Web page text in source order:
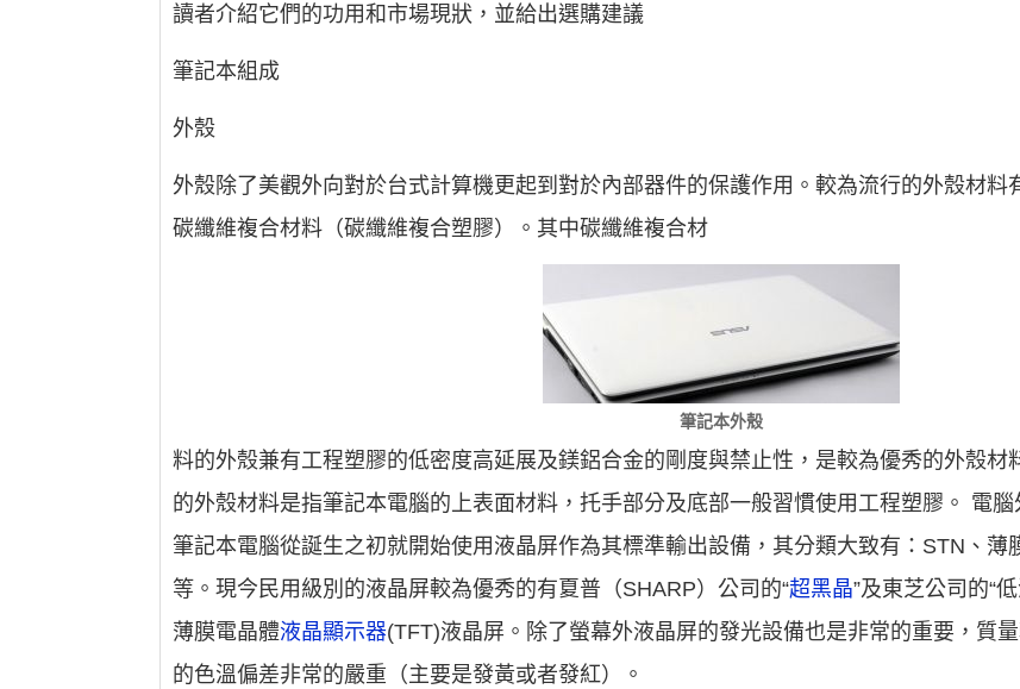
讀者介紹它們的功用和市場現狀，並給出選購建議
筆記本組成
外殼
外殼除了美觀外向對於台式計算機更起到對於內部器件的保護作用。較為流行的外殼材料
碳纖維複合材料（碳纖維複合塑膠）。其中碳纖維複合材
筆記本外殼
料的外殼兼有工程塑膠的低密度高延展及鎂鋁合金的剛度與禁止性，是較為優秀的外殼材
的外殼材料是指筆記本電腦的上表面材料，托手部分及底部一般習慣使用工程塑膠。 電
筆記本電腦從誕生之初就開始使用液晶屏作為其標準輸出設備，其分類大致有：STN、薄
等。現今民用級別的液晶屏較為優秀的有夏普（SHARP）公司的“超黑晶”及東芝公司的“
薄膜電晶體液晶顯示器(TFT)液晶屏。除了螢幕外液晶屏的發光設備也是非常的重要，質
的色溫偏差非常的嚴重（主要是發黃或者發紅）。